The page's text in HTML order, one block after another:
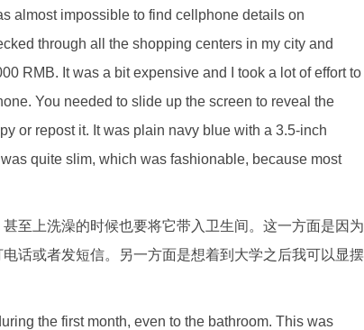
almost impossible to find cellphone details on
through all the shopping centers in my city and
RMB. It was a bit expensive and I took a lot of effort to
You needed to slide up the screen to reveal the
or repost it. It was plain navy blue with a 3.5-inch
quite slim, which was fashionable, because most
至上洗澡的时候也要将它带入卫生间。这一方面是因为
话或者发短信。另一方面是想着到大学之后我可以显摆
the first month, even to the bathroom. This was